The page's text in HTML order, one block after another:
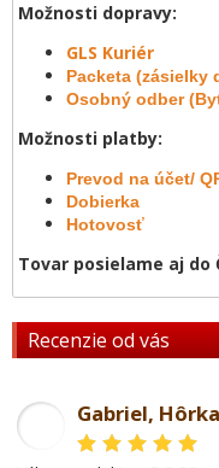
Možnosti dopravy:
GLS Kuriér
Packeta (zásielky
Osobný odber
Možnosti platby:
Prevod na účet/
Dobierka
Hotovosť
Tovar posielame aj do
Recenzie od vás
Gabriel,